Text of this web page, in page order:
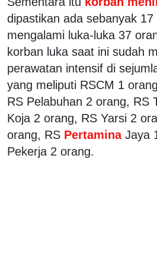
dipastikan ada sebanyak
mengalami luka-luka 37
korban luka saat ini sudah
perawatan intensif di
yang meliputi RSCM 1
RS Pelabuhan 2 orang, RS
Koja 2 orang, RS Yarsi 2
orang, RS Pertamina Jaya
Pekerja 2 orang.